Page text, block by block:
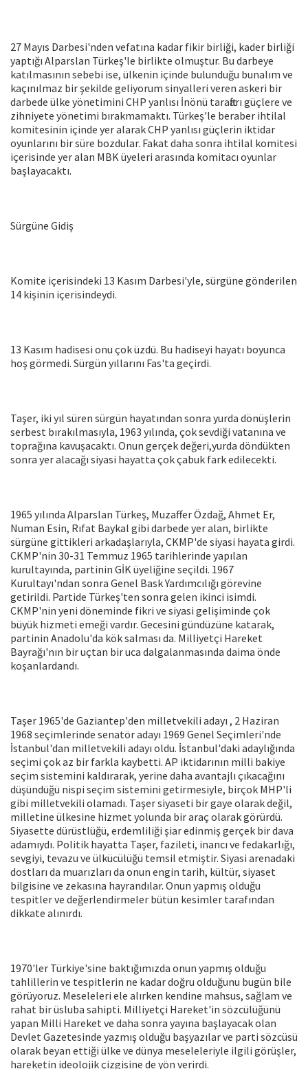
27 Mayıs Darbesi'nden vefatına kadar fikir birliği, kader birliği
yaptığı Alparslan Türkeş'le birlikte olmuştur. Bu darbeye
katılmasının sebebi ise, ülkenin içinde bulunduğu bunalım ve
kaçınılmaz bir şekilde geliyorum sinyalleri veren askeri bir
darbede ülke yönetimini CHP yanlısı İnönü taraftarı güçlere ve
zihniyete yönetimi bırakmamaktı. Türkeş'le beraber ihtilal
komitesinin içinde yer alarak CHP yanlısı güçlerin iktidar
oyunlarını bir süre bozdular. Fakat daha sonra ihtilal komitesi
içerisinde yer alan MBK üyeleri arasında komitacı oyunlar
başlayacaktı.
Sürgüne Gidiş
Komite içerisindeki 13 Kasım Darbesi'yle, sürgüne gönderilen
14 kişinin içerisindeydi.
13 Kasım hadisesi onu çok üzdü. Bu hadiseyi hayatı boyunca
hoş görmedi. Sürgün yıllarını Fas'ta geçirdi.
Taşer, iki yıl süren sürgün hayatından sonra yurda dönüşlerin
serbest bırakılmasıyla, 1963 yılında, çok sevdiği vatanına ve
toprağına kavuşacaktı. Onun gerçek değeri,yurda döndükten
sonra yer alacağı siyasi hayatta çok çabuk fark edilecekti.
1965 yılında Alparslan Türkeş, Muzaffer Özdağ, Ahmet Er,
Numan Esin, Rıfat Baykal gibi darbede yer alan, birlikte
sürgüne gittikleri arkadaşlarıyla, CKMP'de siyasi hayata girdi.
CKMP'nin 30-31 Temmuz 1965 tarihlerinde yapılan
kurultayında, partinin GİK üyeliğine seçildi. 1967
Kurultayı'ndan sonra Genel Bask Yardımcılığı görevine
getirildi. Partide Türkeş'ten sonra gelen ikinci isimdi.
CKMP'nin yeni döneminde fikri ve siyasi gelişiminde çok
büyük hizmeti emeği vardır. Gecesini gündüzüne katarak,
partinin Anadolu'da kök salması da. Milliyetçi Hareket
Bayrağı'nın bir uçtan bir uca dalgalanmasında daima önde
koşanlardandı.
Taşer 1965'de Gaziantep'den milletvekili adayı , 2 Haziran
1968 seçimlerinde senatör adayı 1969 Genel Seçimleri'nde
İstanbul'dan milletvekili adayı oldu. İstanbul'daki adaylığında
seçimi çok az bir farkla kaybetti. AP iktidarının milli bakiye
seçim sistemini kaldırarak, yerine daha avantajlı çıkacağını
düşündüğü nispi seçim sistemini getirmesiyle, birçok MHP'li
gibi milletvekili olamadı. Taşer siyaseti bir gaye olarak değil,
milletine ülkesine hizmet yolunda bir araç olarak görürdü.
Siyasette dürüstlüğü, erdemliliği şiar edinmiş gerçek bir dava
adamıydı. Politik hayatta Taşer, fazileti, inancı ve fedakarlığı,
sevgiyi, tevazu ve ülkücülüğü temsil etmiştir. Siyasi arenadaki
dostları da muarızları da onun engin tarih, kültür, siyaset
bilgisine ve zekasına hayrandılar. Onun yapmış olduğu
tespitler ve değerlendirmeler bütün kesimler tarafından
dikkate alınırdı.
1970'ler Türkiye'sine baktığımızda onun yapmış olduğu
tahlillerin ve tespitlerin ne kadar doğru olduğunu bugün bile
görüyoruz. Meseleleri ele alırken kendine mahsus, sağlam ve
rahat bir üsluba sahipti. Milliyetçi Hareket'in sözcülüğünü
yapan Milli Hareket ve daha sonra yayına başlayacak olan
Devlet Gazetesinde yazmış olduğu başyazılar ve parti sözcüsü
olarak beyan ettiği ülke ve dünya meseleleriyle ilgili görüşler,
hareketin ideolojik çizgisine de yön verirdi.